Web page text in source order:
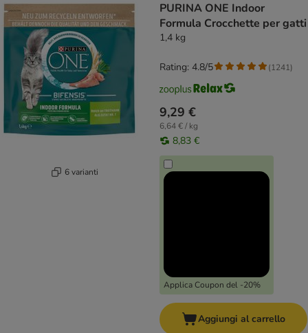
6 varianti
PURINA ONE Indoor
Formula Crocchette per gatti
1,4 kg
9,29 €
6,64 € / kg
8,83 €
Applica Coupon del -20%
Rating: 4.8/5 (1241)
Aggiungi al carrello